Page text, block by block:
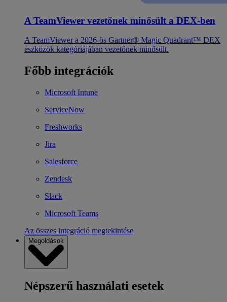
A TeamViewer vezetőnek minősült a DEX-ben
A TeamViewer a 2026-ös Gartner® Magic Quadrant™ DEX
eszközök kategóriájában vezetőnek minősült.
Főbb integrációk
Microsoft Intune
ServiceNow
Freshworks
Jira
Salesforce
Zendesk
Slack
Microsoft Teams
Az összes integráció megtekintése
Megoldások
Népszerű használati esetek